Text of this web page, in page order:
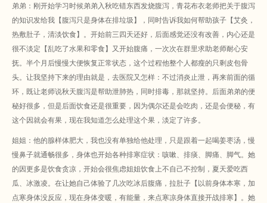
弟弟：刚开始学习时候弟弟入秋吃错东西发烧腹泻，青花布衣老师把关于腹泻
的知识发给我【腹泻只是身体在排垃圾】，同时告诉我如何帮助孩子【艾灸，
热敷肚子，清淡饮食】。开始前三四天还好，后面感觉还没有改善，内心还是
很不淡定【乱吃了水果和零食】又开始腹痛，一次次在群里求助老师耐心安
抚。半个月后慢慢大便恢复正常状态，这个过程他整个人都瘦的只剩皮包骨
头。让我坚持下来的理由就是，去医院又怎样：不过消炎止泄，再来前面的循
环，既让老师说秋天腹泻是帮助泄肺热，同时排毒，那就坚持。后面弟弟的便
秘好很多，但是后面饮食还是很重要，因为偶尔还是会吃肉，还是会便秘，有
这个因就会有果，现在我知道怎么处理这个果，淡定了许多。
姐姐：他的腺样体肥大，我也没有单独给他处理，只是跟着一起喝姜枣汤，慢
慢鼻子就通畅很多，身体也开始各种排寒症状：咳嗽、排痰、脚痛、脚气。她
的因更多是饮食贪凉，开始会很焦虑姐姐饮食上不自己不控制，夏天爱吃西
瓜、冰激凌。在让她自己体验了几次吃冰后腹痛，拉肚子【以前身体本寒，加
点寒身体没反应，现在身体变暖，有能量，来点寒凉身体直接开战排寒】。她